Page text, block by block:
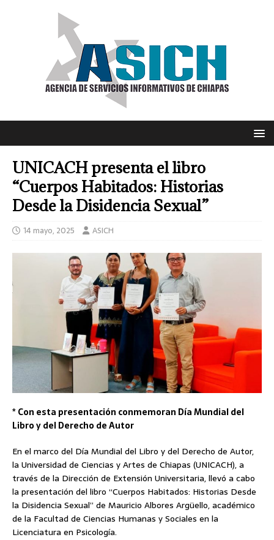
UNICACH presenta el libro
“Cuerpos Habitados: Historias
Desde la Disidencia Sexual”
14 mayo, 2025 ASICH
* Con esta presentación conmemoran Día Mundial del
Libro y del Derecho de Autor
En el marco del Día Mundial del Libro y del Derecho de Autor,
la Universidad de Ciencias y Artes de Chiapas (UNICACH), a
través de la Dirección de Extensión Universitaria, llevó a cabo
la presentación del libro “Cuerpos Habitados: Historias Desde
la Disidencia Sexual” de Mauricio Albores Argüello, académico
de la Facultad de Ciencias Humanas y Sociales en la
Licenciatura en Psicología.